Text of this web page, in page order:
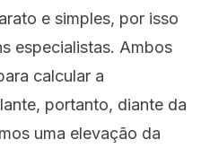
e simples, por isso
especialistas. Ambos
calcular a
portanto, diante da
uma elevação da